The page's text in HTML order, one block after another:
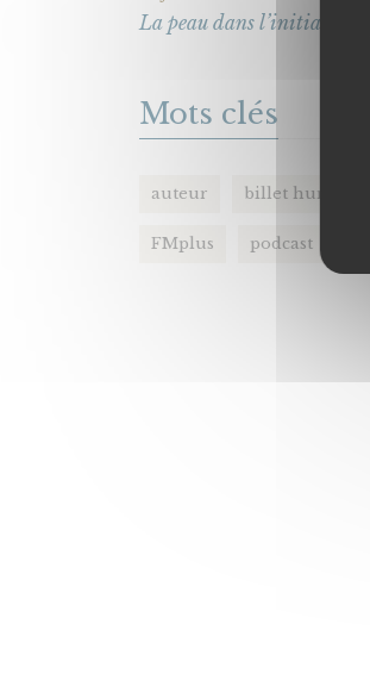
La peau dans l’initiation
Mots clés
auteur billet humeur
FMplus podcast